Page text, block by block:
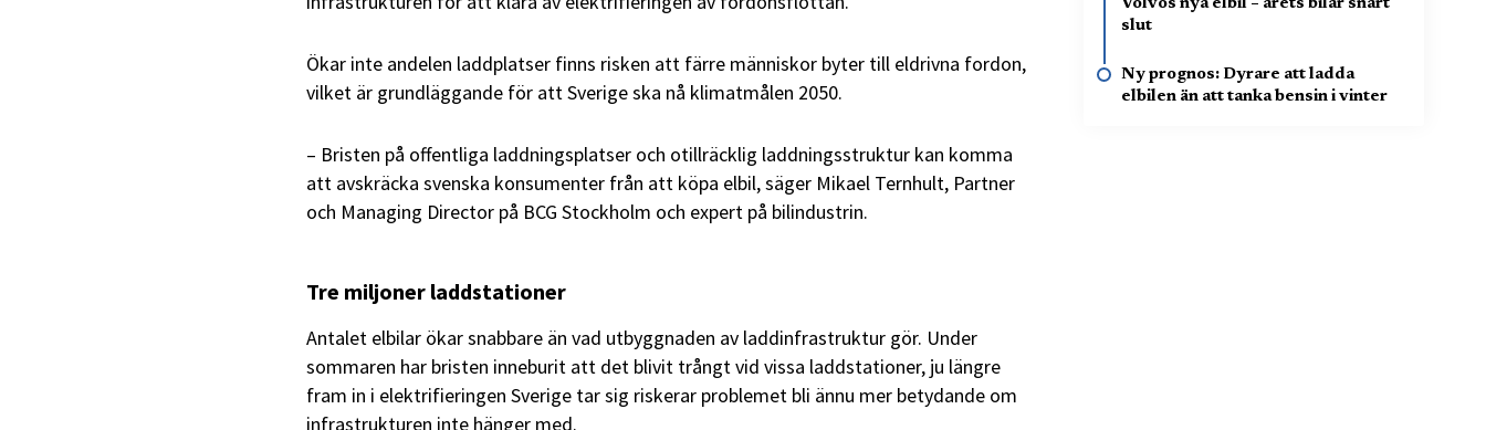
Ökar inte andelen laddplatser finns risken att färre människor byter till eldrivna fordon,
vilket är grundläggande för att Sverige ska nå klimatmålen 2050.
– Bristen på offentliga laddningsplatser och otillräcklig laddningsstruktur kan komma
att avskräcka svenska konsumenter från att köpa elbil, säger Mikael Ternhult, Partner
och Managing Director på BCG Stockholm och expert på bilindustrin.
Tre miljoner laddstationer
Antalet elbilar ökar snabbare än vad utbyggnaden av laddinfrastruktur gör. Under
sommaren har bristen inneburit att det blivit trångt vid vissa laddstationer, ju längre
fram in i elektrifieringen Sverige tar sig riskerar problemet bli ännu mer betydande om
infrastrukturen inte hänger med.
Volvos nya elbil – årets bilar snart
slut
Ny prognos: Dyrare att ladda
elbilen än att tanka bensin i vinter